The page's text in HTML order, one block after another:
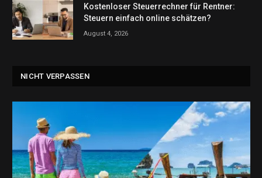
Kostenloser Steuerrechner für Rentner:
Steuern einfach online schätzen?
August 4, 2026
NICHT VERPASSEN